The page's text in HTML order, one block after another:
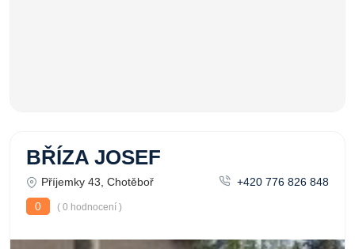
BŘÍZA JOSEF
Příjemky 43, Chotěboř
+420 776 826 848
0
( 0 hodnocení )